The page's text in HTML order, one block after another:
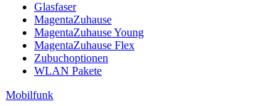
Glasfaser
MagentaZuhause
MagentaZuhause Young
MagentaZuhause Flex
Zubuchoptionen
WLAN Pakete
Mobilfunk